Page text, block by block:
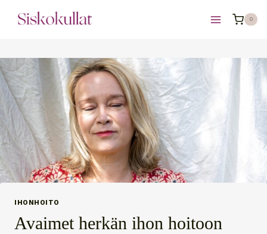
sisältöön
0
IHONHOITO
Avaimet herkän ihon hoitoon